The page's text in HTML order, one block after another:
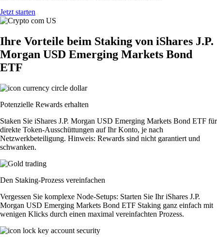
Jetzt starten
Ihre Vorteile beim Staking von iShares J.P.
Morgan USD Emerging Markets Bond
ETF
Potenzielle Rewards erhalten
Staken Sie iShares J.P. Morgan USD Emerging Markets Bond ETF für
direkte Token-Ausschüttungen auf Ihr Konto, je nach
Netzwerkbeteiligung. Hinweis: Rewards sind nicht garantiert und
schwanken.
Den Staking-Prozess vereinfachen
Vergessen Sie komplexe Node-Setups: Starten Sie Ihr iShares J.P.
Morgan USD Emerging Markets Bond ETF Staking ganz einfach mit
wenigen Klicks durch einen maximal vereinfachten Prozess.